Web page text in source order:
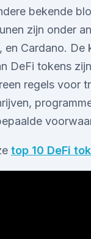
bekende
zijn onder
en Cardano. De
DeFi tokens
regels voor
top 10 DeFi